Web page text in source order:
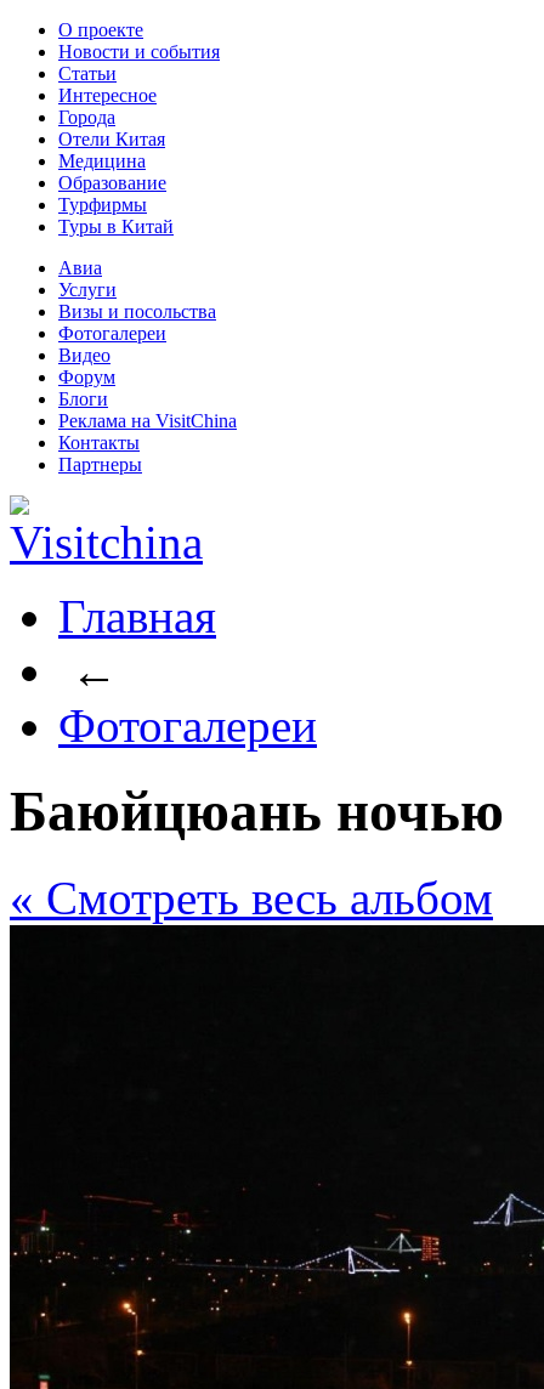
О проекте
Новости и события
Статьи
Интересное
Города
Отели Китая
Медицина
Образование
Турфирмы
Туры в Китай
Авиа
Услуги
Визы и посольства
Фотогалереи
Видео
Форум
Блоги
Реклама на VisitChina
Контакты
Партнеры
Главная
←
Фотогалереи
Баюйцюань ночью
« Cмотреть весь альбом